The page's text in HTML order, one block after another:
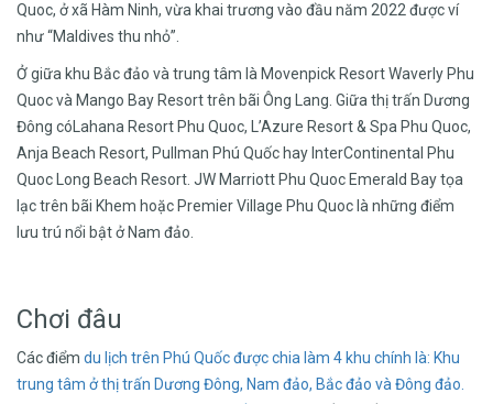
Quoc, ở xã Hàm Ninh, vừa khai trương vào đầu năm 2022 được ví
như “Maldives thu nhỏ”.
Ở giữa khu Bắc đảo và trung tâm là Movenpick Resort Waverly Phu
Quoc và Mango Bay Resort trên bãi Ông Lang. Giữa thị trấn Dương
Đông cóLahana Resort Phu Quoc, L’Azure Resort & Spa Phu Quoc,
Anja Beach Resort, Pullman Phú Quốc hay InterContinental Phu
Quoc Long Beach Resort. JW Marriott Phu Quoc Emerald Bay tọa
lạc trên bãi Khem hoặc Premier Village Phu Quoc là những điểm
lưu trú nổi bật ở Nam đảo.
Chơi đâu
Các điểm du lịch trên Phú Quốcđược chia làm 4 khu chính là: Khu
trung tâm ởthị trấn Dương Đông, Nam đảo, Bắc đảo và Đông đảo.